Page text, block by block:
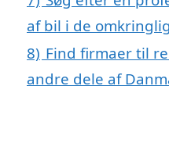
af bil i de
8) Find firmaer til
andre dele af